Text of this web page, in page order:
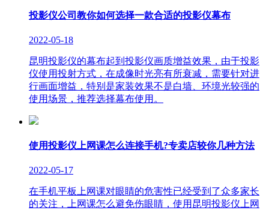
投影仪公司教你如何选择一款合适的投影仪幕布
2022-05-18
昆明投影仪的幕布起到投影仪画质增益效果，由于投影
仪使用投射方式，在成像时光亮有所衰减，需要针对进
行画面增益，特别是家装效果不是白墙、环境光较强的
使用场景，推荐选择幕布使用。
使用投影仪上网课怎么连接手机?专卖店较你几种方法
2022-05-17
在手机平板上网课对眼睛的危害性已经受到了众多家长
的关注，上网课怎么避免伤眼睛，使用昆明投影仪上网